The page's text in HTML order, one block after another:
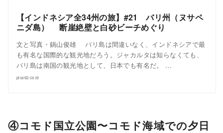
【インドネシア全34州の旅】#21 バリ州（ヌサペ
ニダ島） 断崖絶壁と白砂ビーチめぐり
文と写真・鍋山俊雄 バリ島は間違いなく、インドネシアで最
も有名な国際的な観光地だろう。ジャカルタは知らなくても、
バリ島は南国の観光地として、日本でも有名だ。 …
plus62.co.id
④コモド国立公園〜コモド海域での夕日